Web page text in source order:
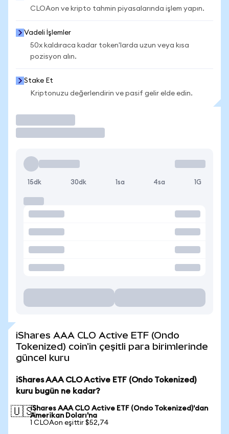
CLOAon ve kripto tahmin piyasalarında işlem yapın.
Vadeli İşlemler
50x kaldıraca kadar token'larda uzun veya kısa
pozisyon alın.
Stake Et
Kriptonuzu değerlendirin ve pasif gelir elde edin.
15dk 30dk 1sa 4sa 1G
iShares AAA CLO Active ETF (Ondo
Tokenized) coin'in çeşitli para birimlerinde
güncel kuru
iShares AAA CLO Active ETF (Ondo Tokenized)
kuru bugün ne kadar?
🇺🇸iShares AAA CLO Active ETF (Ondo Tokenized)'dan
Amerikan Doları'na
1 CLOAon eşittir $52,74